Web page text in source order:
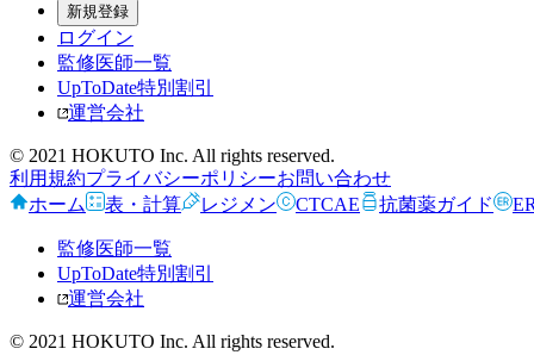
新規登録
ログイン
監修医師一覧
UpToDate特別割引
運営会社
© 2021 HOKUTO Inc. All rights reserved.
利用規約プライバシーポリシーお問い合わせ
ホーム
表・計算 レジメン CTCAE 抗菌薬ガイド
監修医師一覧
UpToDate特別割引
運営会社
© 2021 HOKUTO Inc. All rights reserved.